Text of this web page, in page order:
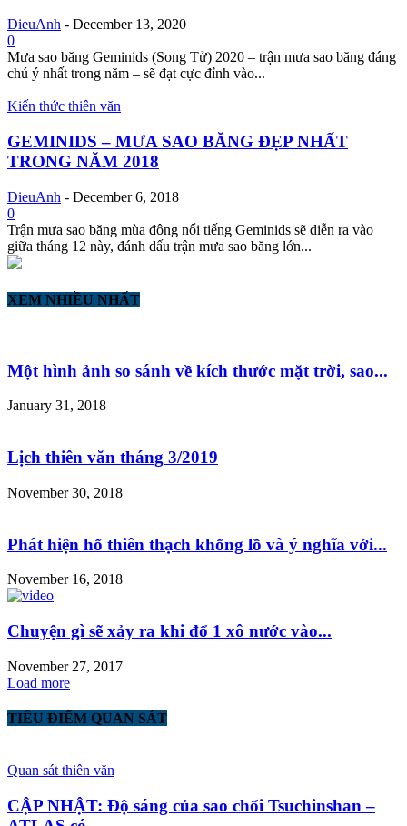
DieuAnh - December 13, 2020
0
Mưa sao băng Geminids (Song Tử) 2020 – trận mưa sao băng đáng
chú ý nhất trong năm – sẽ đạt cực đỉnh vào...
Kiến thức thiên văn
GEMINIDS – MƯA SAO BĂNG ĐẸP NHẤT
TRONG NĂM 2018
DieuAnh - December 6, 2018
0
Trận mưa sao băng mùa đông nổi tiếng Geminids sẽ diễn ra vào
giữa tháng 12 này, đánh dấu trận mưa sao băng lớn...
XEM NHIỀU NHẤT
Một hình ảnh so sánh về kích thước mặt trời, sao...
January 31, 2018
Lịch thiên văn tháng 3/2019
November 30, 2018
Phát hiện hố thiên thạch khổng lồ và ý nghĩa với...
November 16, 2018
Chuyện gì sẽ xảy ra khi đổ 1 xô nước vào...
November 27, 2017
Load more
TIÊU ĐIỂM QUAN SÁT
Quan sát thiên văn
CẬP NHẬT: Độ sáng của sao chổi Tsuchinshan –